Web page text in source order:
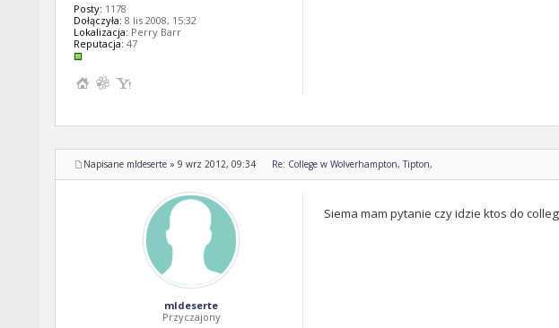
Posty: 1178
Dołączyła: 8 lis 2008, 15:32
Lokalizacja: Perry Barr
Reputacja: 47
Napisane mldeserte » 9 wrz 2012, 09:34 Re: College w Wolverhampton, Tipton,
Siema mam pytanie czy idzie ktos do
mldeserte
Przyczajony